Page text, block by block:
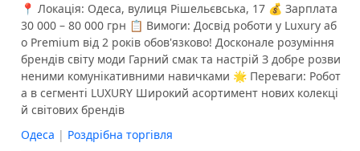
📍 Локація: Одеса, вулиця Рішельєвська, 17 💰 Зарплата
30 000 – 80 000 грн 📋 Вимоги: Досвід роботи у Luxury аб
о Premium від 2 років обов'язково! Досконале розуміння
брендів світу моди Гарний смак та настрій З добре розви
неними комунікативними навичками 🌟 Переваги: Робот
а в сегменті LUXURY Широкий асортимент нових колекці
й світових брендів
Одеса | Роздрібна торгівля